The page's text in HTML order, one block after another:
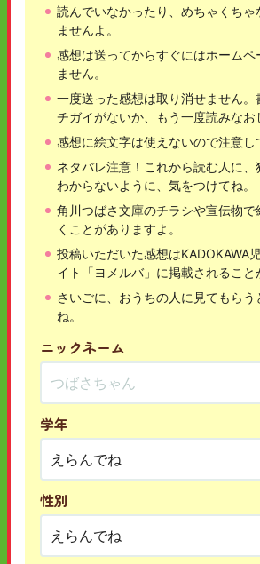
読んでいなかったり、めちゃくちゃ
ませんよ。
感想は送ってからすぐにはホーム
ません。
一度送った感想は取り消せません。
チガイがないか、もう一度読みなお
感想に絵文字は使えないので注意し
ネタバレ注意！これから読む人に
わからないように、気をつけてね。
角川つばさ文庫のチラシや宣伝物
くことがありますよ。
投稿いただいた感想はKADOKAWA
イト「ヨメルバ」に掲載されること
さいごに、おうちの人に見てもら
ね。
ニックネーム
学年
性別